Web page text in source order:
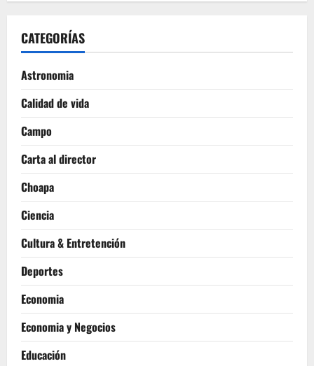
CATEGORÍAS
Astronomia
Calidad de vida
Campo
Carta al director
Choapa
Ciencia
Cultura & Entretención
Deportes
Economia
Economia y Negocios
Educación